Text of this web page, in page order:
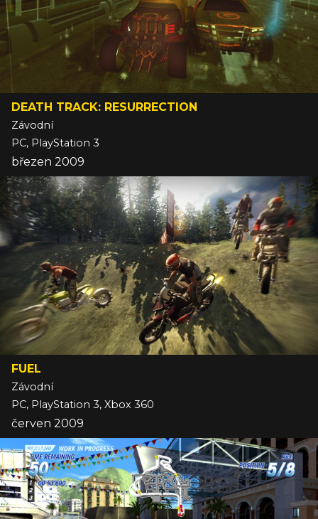
DEATH TRACK: RESURRECTION
Závodní
PC, PlayStation 3
březen 2009
FUEL
Závodní
PC, PlayStation 3, Xbox 360
červen 2009